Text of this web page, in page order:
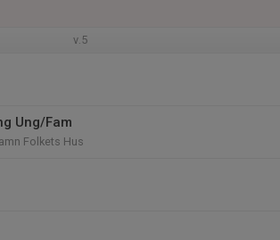
v.5
Ung/Fam
Folkets Hus